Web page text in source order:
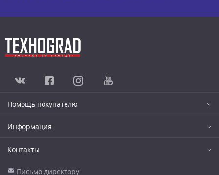
Помощь покупателю
Информация
Контакты
Письмо директору